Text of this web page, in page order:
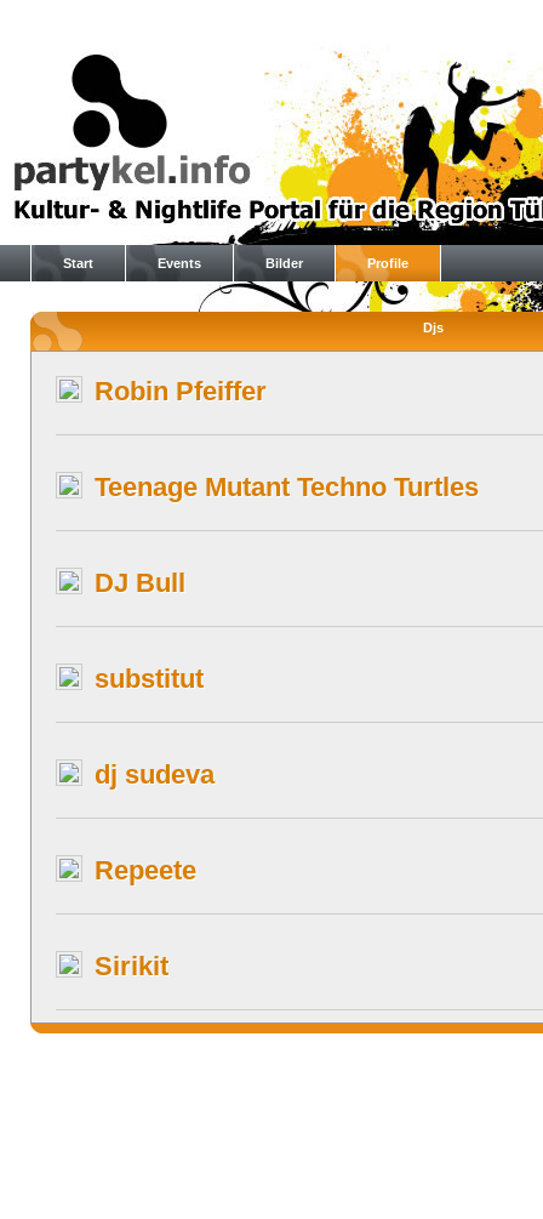
Start Events Bilder Profile
Djs
Robin Pfeiffer
Teenage Mutant Techno Turtles
DJ Bull
substitut
dj sudeva
Repeete
Sirikit